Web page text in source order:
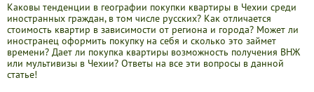
Каковы тенденции в географии покупки квартиры в Чехии среди
иностранных граждан, в том числе русских? Как отличается
стоимость квартир в зависимости от региона и города? Может ли
иностранец оформить покупку на себя и сколько это займет
времени? Дает ли покупка квартиры возможность получения ВНЖ
или мультивизы в Чехии? Ответы на все эти вопросы в данной
статье!